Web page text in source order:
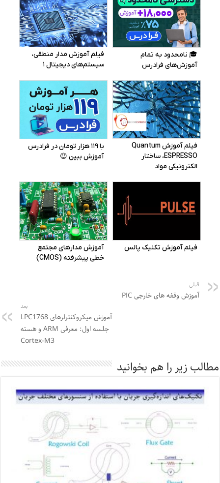
قبلی
آموزش وقفه های خارجی PIC
بعد
آموزش میکروکنترلرهای LPC1768
جلسه اول: معرفی ARM و هسته
Cortex-M3
مطالب زیر را هم بخوانید